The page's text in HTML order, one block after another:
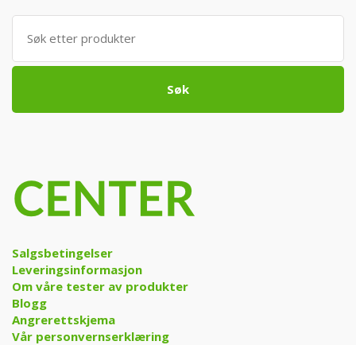
Søk
etter:
Søk
Salgsbetingelser
Leveringsinformasjon
Om våre tester av produkter
Blogg
Angrerettskjema
Vår personvernserklæring